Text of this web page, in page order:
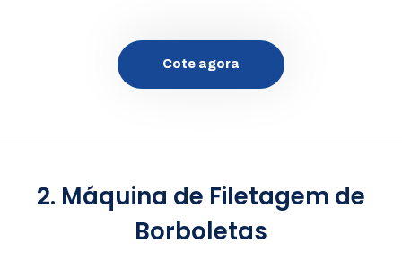
Cote agora
2. Máquina de Filetagem de
Borboletas